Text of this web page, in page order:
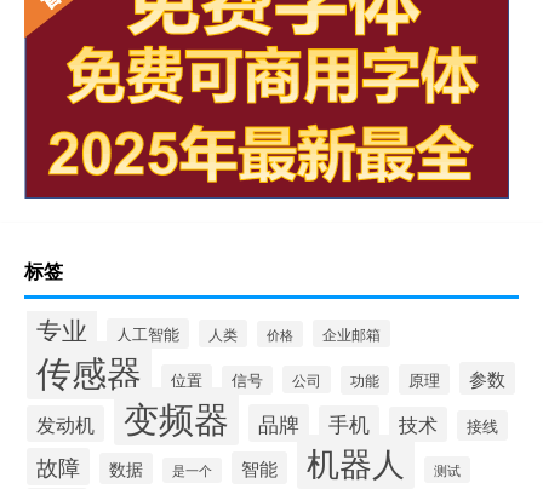
标签
专业 人工智能 人类 价格 企业邮箱
传感器 位置 信号 公司 功能 原理 参数
发动机 变频器 品牌 手机 技术 接线
故障 数据 是一个 智能 机器人 测试